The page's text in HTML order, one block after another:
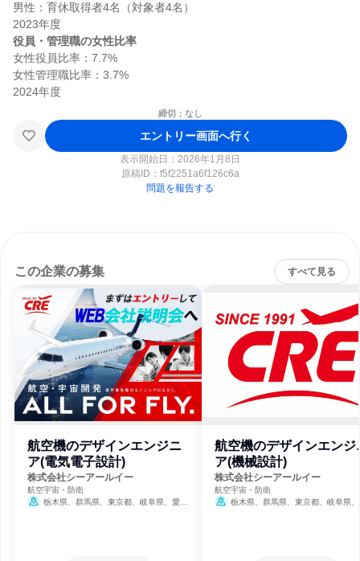
男性：育休取得者4名（対象者4名）
役員・管理職の女性比率
女性役員比率：7.7%
女性管理職比率：3.7%
締切：なし
エントリー画面へ行く
表示開始日：2026年1月8日
原稿ID： f5f2251a6f126c6a
問題を報告する
この企業の募集 すべて見る
航空機のデザインエンジニ
ア(電気電子設計)
株式会社シーアールイー
航空宇宙・防衛
栃木県、群馬県、東京都、岐阜県、愛知
航空機のデザインエンジ
ア(機械設計)
株式会社シーアールイー
航空宇宙・防衛
栃木県、群馬県、東京都、岐阜県